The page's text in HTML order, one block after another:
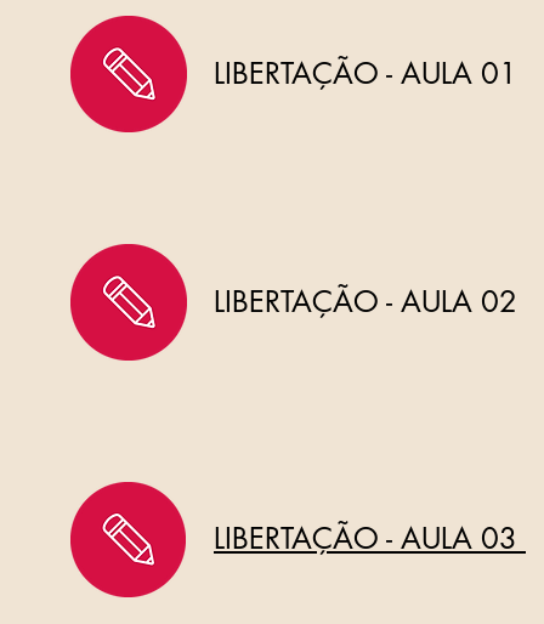
LIBERTAÇÃO - AULA 01
LIBERTAÇÃO - AULA 02
LIBERTAÇÃO - AULA 03